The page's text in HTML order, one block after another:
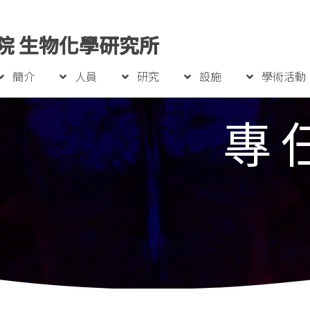
生物化學研究所
簡介 人員 研究 設施 學術活動
專